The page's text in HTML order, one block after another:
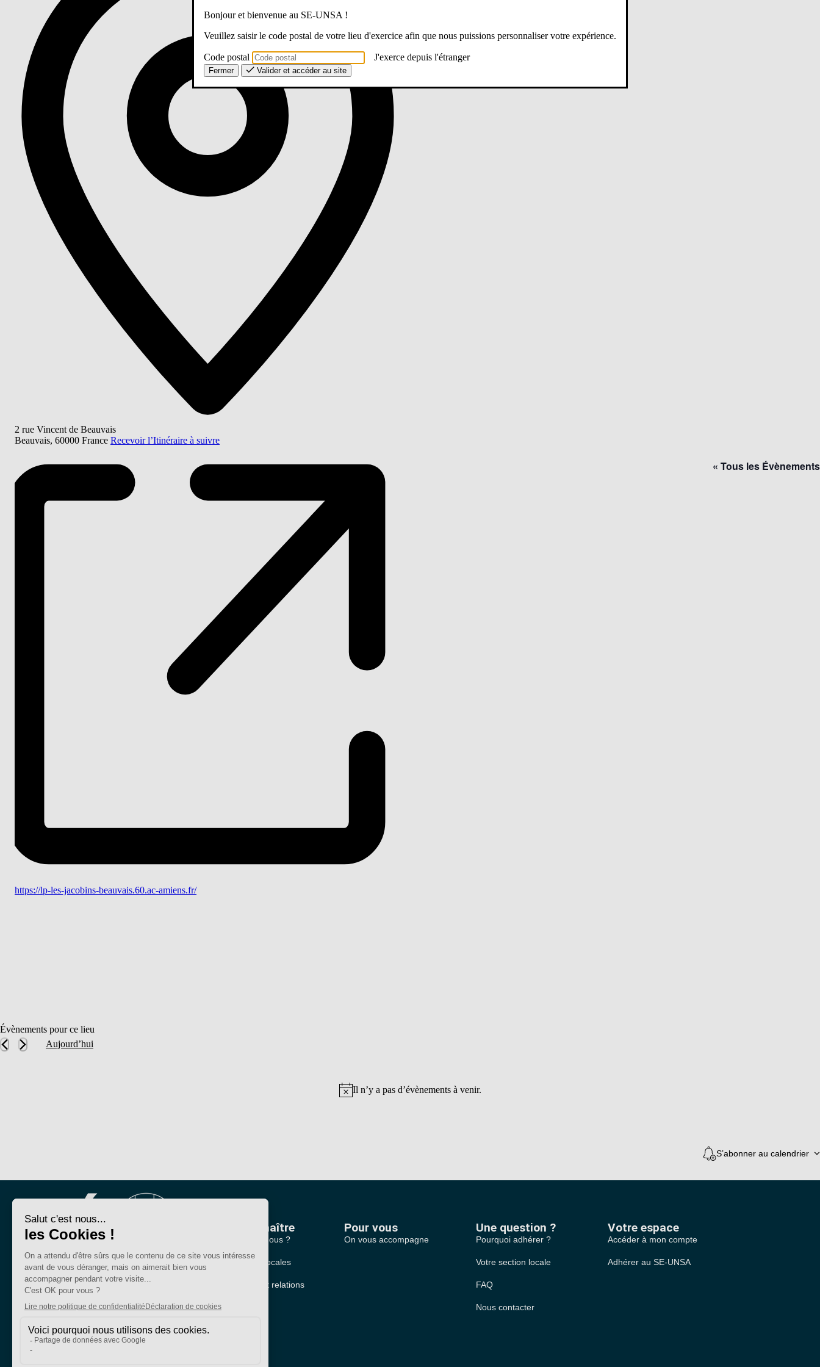
« Tous les Évènements
2 rue Vincent de Beauvais
Beauvais, 60000 France Recevoir l’Itinéraire à suivre
Site
https://lp-les-jacobins-beauvais.60.ac-amiens.fr/
Évènements pour ce lieu
Notice
Il n’y a pas d’évènements à venir.
Aujourd’hui
S’abonner au calendrier
Bien plus qu'un
syndicat
Nous connaître
Qui sommes-nous ?
Nos sections locales
Partenariats et relations
Pour vous
On vous accompagne
Une question ?
Pourquoi adhérer ?
Votre section locale
FAQ
Nous contacter
Votre espace
Accéder à mon compte
Adhérer au SE-UNSA
SE-Unsa est un syndicat de l’UNSA
Bonjour et bienvenue au SE-UNSA !
Veuillez saisir le code postal de votre lieu d'exercice afin que nous puissions personnaliser votre expérience.
Code postal J'exerce depuis l'étranger
Fermer Valider et accéder au site